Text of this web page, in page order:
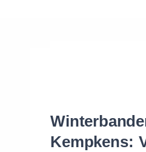
Kempkens: